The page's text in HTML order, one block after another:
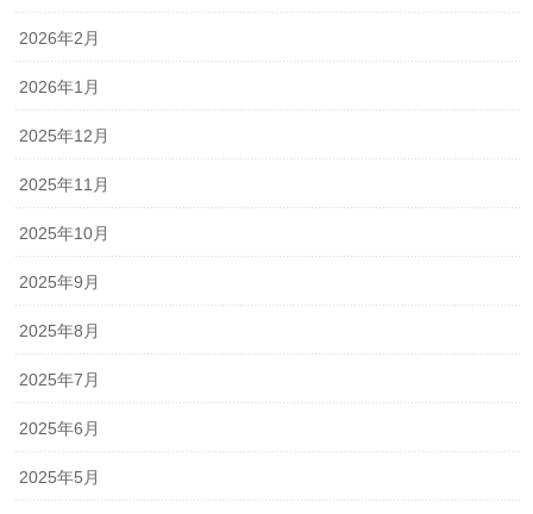
2026年2月
2026年1月
2025年12月
2025年11月
2025年10月
2025年9月
2025年8月
2025年7月
2025年6月
2025年5月